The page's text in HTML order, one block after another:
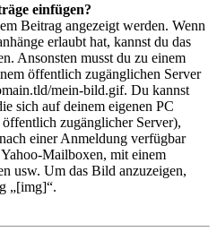
einfügen?
Beitrag angezeigt werden. Wenn
erlaubt hat, kannst du das
Ansonsten musst du zu einem
öffentlich zugänglichen Server
mein-bild.gif. Du kannst
sich auf deinem eigenen PC
zugänglicher Server),
einer Anmeldung verfügbar
Mailboxen, mit einem
usw. Um das Bild anzuzeigen,
„[img]“.